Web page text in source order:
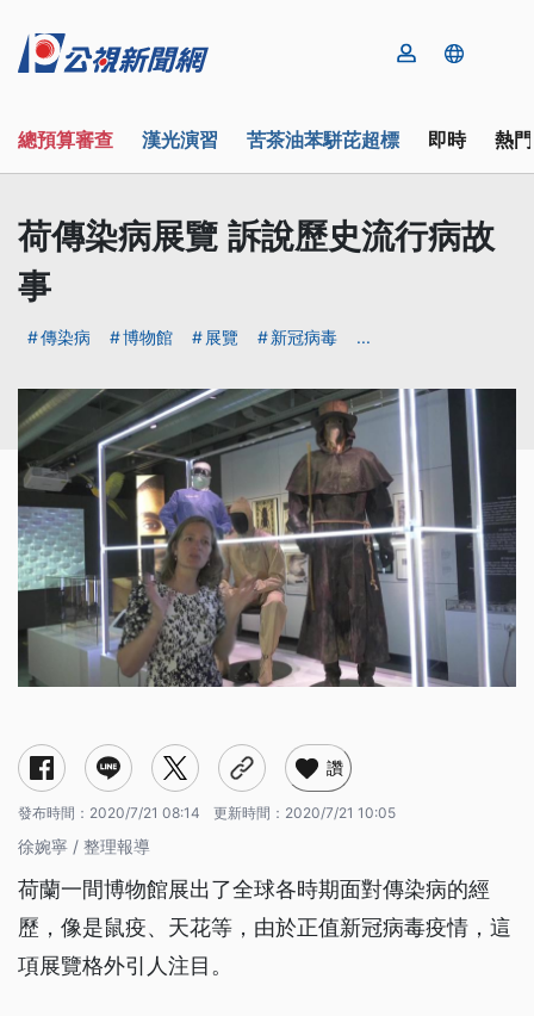
總預算審查 漢光演習 苦茶油苯駢芘超標 即時 熱
荷傳染病展覽 訴說歷史流行病故
事
傳染病 博物館 展覽 新冠病毒 ...
讚
發布時間： 2020/7/21 08:14 更新時間： 2020/7/21 10:05
徐婉寧 / 整理報導
荷蘭一間博物館展出了全球各時期面對傳染病的經
歷，像是鼠疫、天花等，由於正值新冠病毒疫情，這
項展覽格外引人注目。